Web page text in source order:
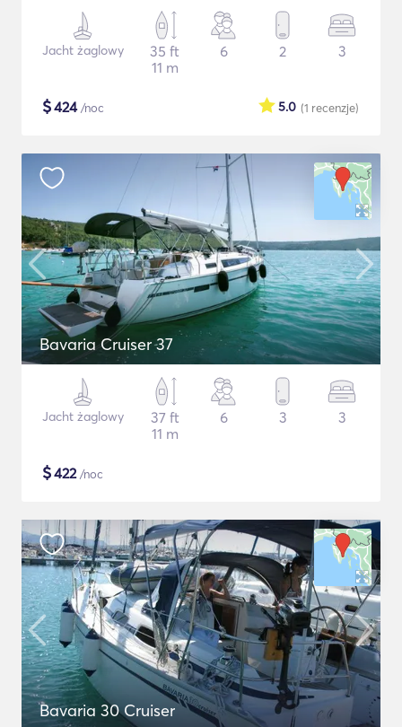
Jacht żaglowy
35 ft
11 m
6 2 3
$424/noc (1 recenzje)
5.0
Bavaria Cruiser 37
Jacht żaglowy
37 ft
11 m
6 3 3
$422/noc
Bavaria 30 Cruiser